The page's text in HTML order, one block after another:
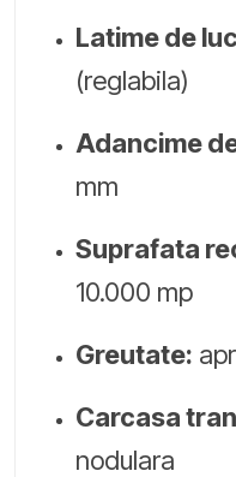
Latime de
(reglabila)
Adancime
mm
Suprafata
10.000 mp
Greutate:
Carcasa
nodulara